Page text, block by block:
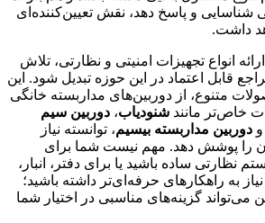
شناسایی و پاسخ دهد، نقش تعیین‌کننده‌ای
داشت.
انواع تجهیزات امنیتی و نظارتی، تلاش
قابل اعتماد در این حوزه تبدیل شود. این
متنوع، از دوربین‌های مداربسته خانگی
خاص‌تر مانند شنودیاب، دوربین سیم
و دوربین مداربسته بیسیم، توانسته نیاز
را پوشش دهد. مهم نیست شما برای
نظارتی ساده باشید یا برای دفتر، انبار،
به راهکارهای حرفه‌ای‌تر داشته باشید؛
می‌تواند گزینه‌های مناسبی در اختیار شما